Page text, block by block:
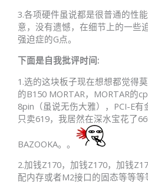
3.各项硬件虽说都是很普通的性
意，没有遗憾，在细节上的一些
强迫症的G点。
下面是自我批评时间:
1.选的这块板子现在想想都觉得
的B150 MORTAR，MORTAR的
8pin（虽说无伤大雅），PCI-E
只卖619，我居然在深水宝花了
BAZOOKA。。
2.加钱Z170，加钱Z170，加钱
配内存或者M2接口的固态等等等